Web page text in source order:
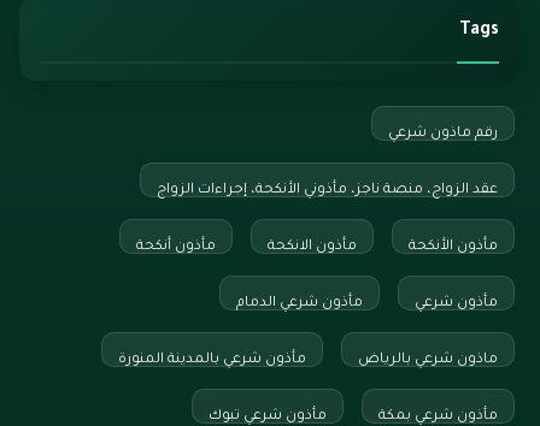
Tags
رقم ماذون شرعي
عقد الزواج، منصة ناجز، مأذوني الأنكحة، إجراءات الزواج
مأذون الأنكحة مأذون الانكحة مأذون أنكحة
مأذون شرعي مأذون شرعي الدمام
ماذون شرعي بالرياض مأذون شرعي بالمدينة المنورة
مأذون شرعي بمكة مأذون شرعي تبوك